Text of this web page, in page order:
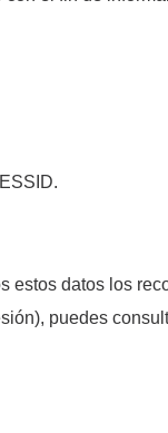
estos datos los
puedes